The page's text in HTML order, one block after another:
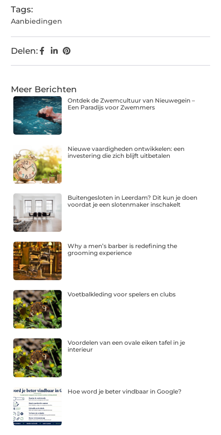
Tags:
Aanbiedingen
Delen:
Meer Berichten
Ontdek de Zwemcultuur van Nieuwegein –
Een Paradijs voor Zwemmers
Nieuwe vaardigheden ontwikkelen: een
investering die zich blijft uitbetalen
Buitengesloten in Leerdam? Dit kun je doen
voordat je een slotenmaker inschakelt
Why a men’s barber is redefining the
grooming experience
Voetbalkleding voor spelers en clubs
Voordelen van een ovale eiken tafel in je
interieur
Hoe word je beter vindbaar in Google?